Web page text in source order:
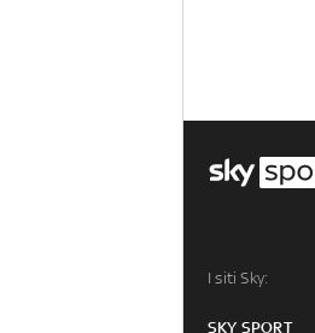
I siti Sky:
SKY SPORT